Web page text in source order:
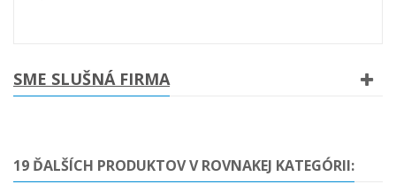
SME SLUŠNÁ FIRMA
19 ĎALŠÍCH PRODUKTOV V ROVNAKEJ KATEGÓRII: